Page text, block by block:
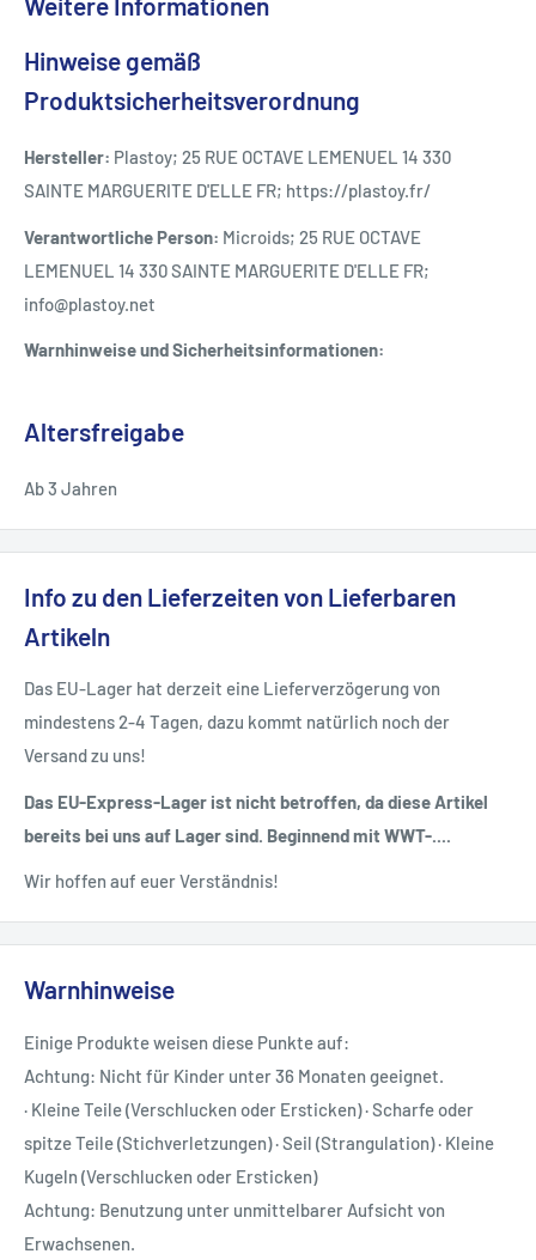
Hinweise gemäß
Produktsicherheitsverordnung
Hersteller: Plastoy; 25 RUE OCTAVE LEMENUEL 14 330
SAINTE MARGUERITE D'ELLE FR; https://plastoy.fr/
Verantwortliche Person: Microids; 25 RUE OCTAVE
LEMENUEL 14 330 SAINTE MARGUERITE D'ELLE FR;
info@plastoy.net
Warnhinweise und Sicherheitsinformationen:
Altersfreigabe
Ab 3 Jahren
Info zu den Lieferzeiten von Lieferbaren
Artikeln
Das EU-Lager hat derzeit eine Lieferverzögerung von
mindestens 2-4 Tagen, dazu kommt natürlich noch der
Versand zu uns!
Das EU-Express-Lager ist nicht betroffen, da diese Artikel
bereits bei uns auf Lager sind. Beginnend mit WWT-....
Wir hoffen auf euer Verständnis!
Warnhinweise
Einige Produkte weisen diese Punkte auf:
Achtung: Nicht für Kinder unter 36 Monaten geeignet.
· Kleine Teile (Verschlucken oder Ersticken) · Scharfe oder
spitze Teile (Stichverletzungen) · Seil (Strangulation) · Kleine
Kugeln (Verschlucken oder Ersticken)
Achtung: Benutzung unter unmittelbarer Aufsicht von
Erwachsenen.